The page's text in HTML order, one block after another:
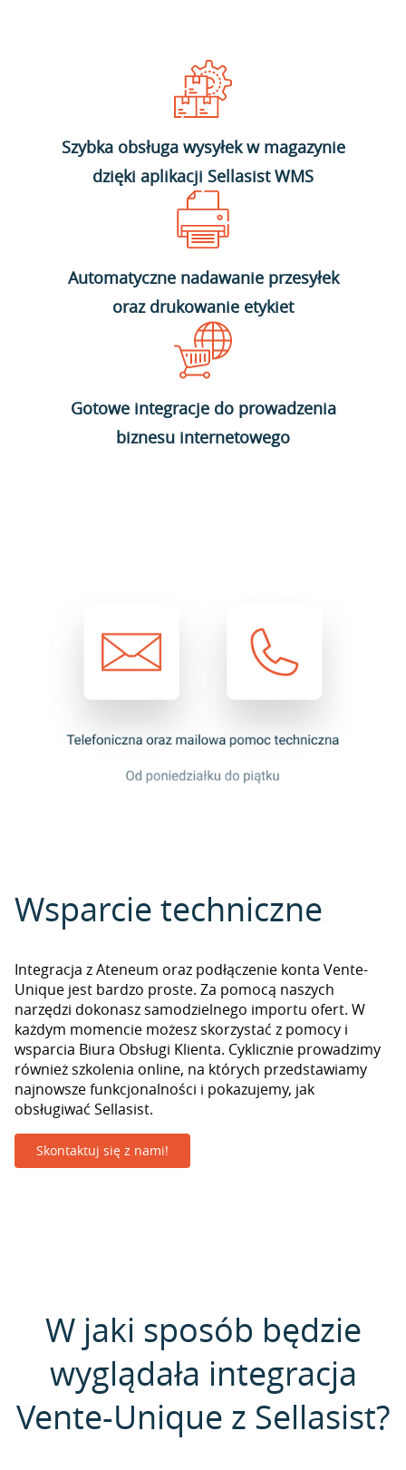
Szybka obsługa wysyłek w magazynie
dzięki aplikacji Sellasist WMS
Automatyczne nadawanie przesyłek
oraz drukowanie etykiet
Gotowe integracje do prowadzenia
biznesu internetowego
Wsparcie techniczne
Integracja z Ateneum oraz podłączenie konta Vente-
Unique jest bardzo proste. Za pomocą naszych
narzędzi dokonasz samodzielnego importu ofert. W
każdym momencie możesz skorzystać z pomocy i
wsparcia Biura Obsługi Klienta. Cyklicznie prowadzimy
również szkolenia online, na których przedstawiamy
najnowsze funkcjonalności i pokazujemy, jak
obsługiwać Sellasist.
Skontaktuj się z nami!
W jaki sposób będzie
wyglądała integracja
Vente-Unique z Sellasist?